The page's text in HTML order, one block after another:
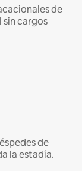
de
sin cargos
de
la estadía.